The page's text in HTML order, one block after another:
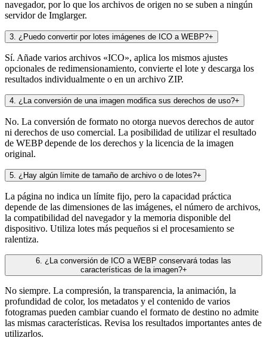
navegador, por lo que los archivos de origen no se suben a ningún
servidor de Imglarger.
3. ¿Puedo convertir por lotes imágenes de ICO a WEBP?+
Sí. Añade varios archivos «ICO», aplica los mismos ajustes
opcionales de redimensionamiento, convierte el lote y descarga los
resultados individualmente o en un archivo ZIP.
4. ¿La conversión de una imagen modifica sus derechos de uso?+
No. La conversión de formato no otorga nuevos derechos de autor
ni derechos de uso comercial. La posibilidad de utilizar el resultado
de WEBP depende de los derechos y la licencia de la imagen
original.
5. ¿Hay algún límite de tamaño de archivo o de lotes?+
La página no indica un límite fijo, pero la capacidad práctica
depende de las dimensiones de las imágenes, el número de archivos,
la compatibilidad del navegador y la memoria disponible del
dispositivo. Utiliza lotes más pequeños si el procesamiento se
ralentiza.
6. ¿La conversión de ICO a WEBP conservará todas las
características de la imagen?+
No siempre. La compresión, la transparencia, la animación, la
profundidad de color, los metadatos y el contenido de varios
fotogramas pueden cambiar cuando el formato de destino no admite
las mismas características. Revisa los resultados importantes antes de
utilizarlos.